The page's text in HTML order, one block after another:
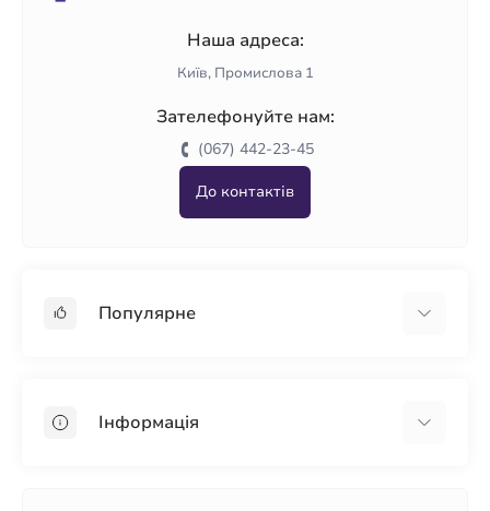
Наша адреса:
Київ, Промислова 1
Зателефонуйте нам:
(067) 442-23-45
До контактів
Популярне
ПінопластІнформація